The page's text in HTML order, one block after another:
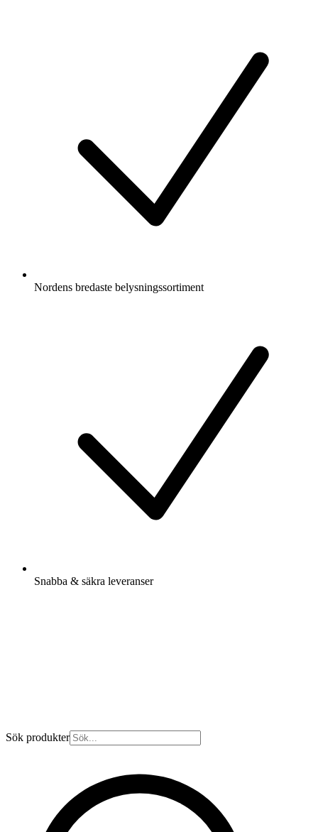
Nordens bredaste belysningssortiment
Snabba & säkra leveranser
Sök produkter